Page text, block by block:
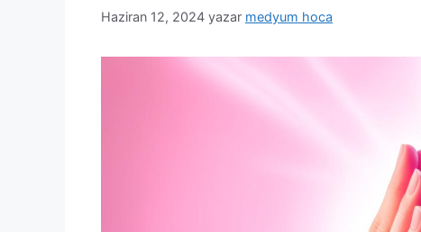
Haziran 12, 2024 yazar medyum hoca